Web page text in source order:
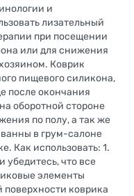
и
лизательный
при посещении
или для снижения
Коврик
пищевого силикона,
после окончания
оборотной стороне
по полу, а так же
в грум-салоне
Как использовать: 1.
убедитесь, что все
элементы
поверхности коврика